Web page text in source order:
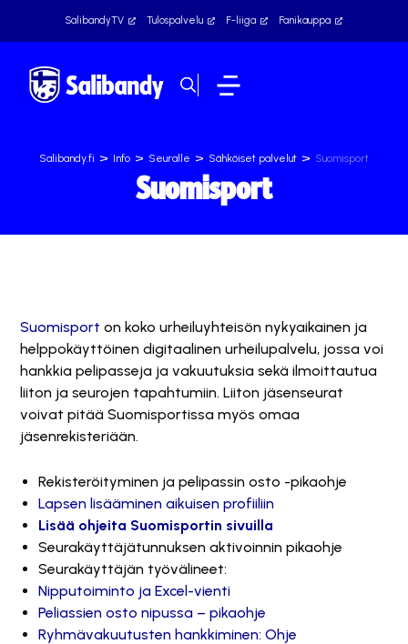
SalibandyTV Tulospalvelu F-liiga Fanikauppa
Salibandy.fi > Info > Seuralle > Sähköiset palvelut > Suomisport
Suomisport
Suomisport on koko urheiluyhteisön nykyaikainen ja
helppokäyttöinen digitaalinen urheilupalvelu, jossa voi
hankkia pelipasseja ja vakuutuksia sekä ilmoittautua
liiton ja seurojen tapahtumiin. Liiton jäsenseurat
voivat pitää Suomisportissa myös omaa
jäsenrekisteriään.
Rekisteröityminen ja pelipassin osto -pikaohje
Lapsen lisääminen aikuisen profiiliin
Lisää ohjeita Suomisportin sivuilla
Seurakäyttäjätunnuksen aktivoinnin pikaohje
Seurakäyttäjän työvälineet:
Nipputoiminto ja Excel-vienti
Peliassien osto nipussa – pikaohje
Ryhmävakuutusten hankkiminen: Ohje